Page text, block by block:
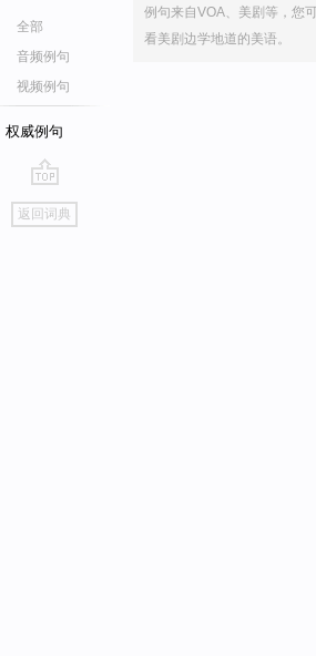
全部
音频例句
视频例句
权威例句
go
top
返回词典
例句来自VOA、美剧等，您
看美剧边学地道的美语。